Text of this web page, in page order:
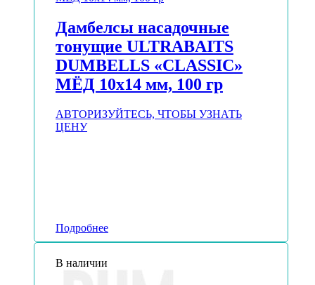
Дамбелсы насадочные
тонущие ULTRABAITS
DUMBELLS «CLASSIC»
МЁД 10х14 мм, 100 гр
АВТОРИЗУЙТЕСЬ, ЧТОБЫ УЗНАТЬ
ЦЕНУ
Подробнее
В наличии